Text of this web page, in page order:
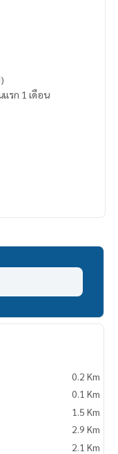
รก 1 เดือน
0.2 Km
0.1 Km
1.5 Km
2.9 Km
2.1 Km